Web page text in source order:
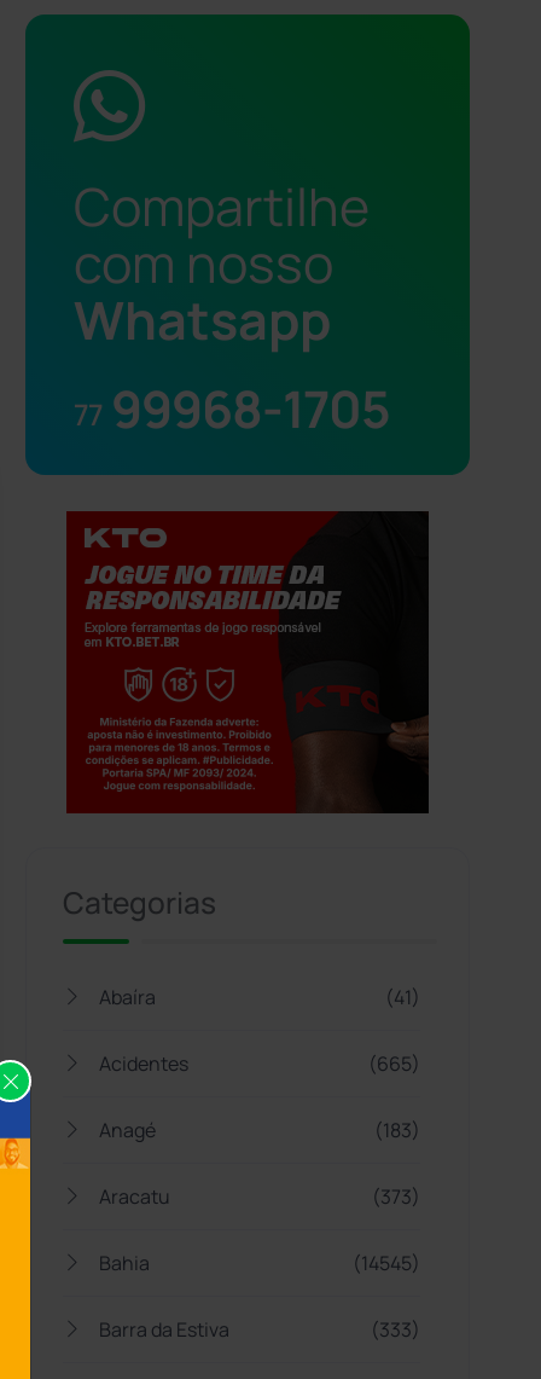
Compartilhe
com nosso
Whatsapp
77 99968-1705
Categorias
Abaíra (41)
Acidentes (665)
Anagé (183)
Aracatu (373)
Bahia (14545)
Barra da Estiva (333)